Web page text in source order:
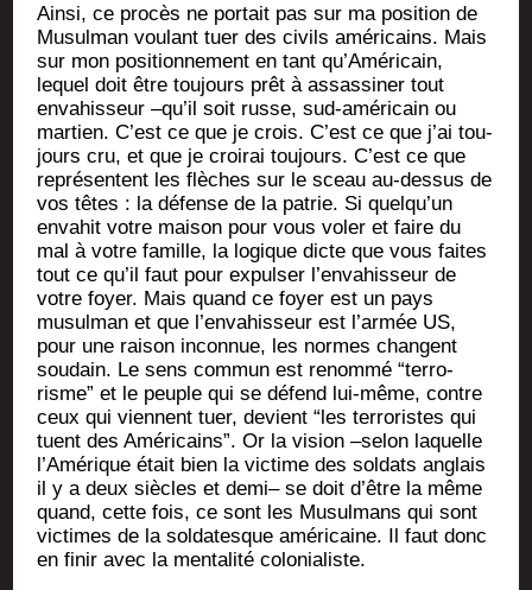
Ain­si, ce pro­cès ne por­tait pas sur ma posi­tion de
Musul­man vou­lant tuer des civils amé­ri­cains. Mais
sur mon posi­tion­ne­ment en tant qu’Américain,
lequel doit être tou­jours prêt à assas­si­ner tout
enva­his­seur –qu’il soit russe, sud-amé­ri­cain ou
mar­tien. C’est ce que je crois. C’est ce que j’ai tou­
jours cru, et que je croi­rai tou­jours. C’est ce que
repré­sentent les flèches sur le sceau au-des­sus de
vos têtes : la défense de la patrie. Si quelqu’un
enva­hit votre mai­son pour vous voler et faire du
mal à votre famille, la logique dicte que vous faites
tout ce qu’il faut pour expul­ser l’envahisseur de
votre foyer. Mais quand ce foyer est un pays
musul­man et que l’envahisseur est l’armée US,
pour une rai­son incon­nue, les normes changent
sou­dain. Le sens com­mun est renom­mé “ter­ro­
risme” et le peuple qui se défend lui-même, contre
ceux qui viennent tuer, devient “les ter­ro­ristes qui
tuent des Amé­ri­cains”. Or la vision –selon laquelle
l’Amérique était bien la vic­time des sol­dats anglais
il y a deux siècles et demi– se doit d’être la même
quand, cette fois, ce sont les Musul­mans qui sont
vic­times de la sol­da­tesque amé­ri­caine. Il faut donc
en finir avec la men­ta­li­té colonialiste.